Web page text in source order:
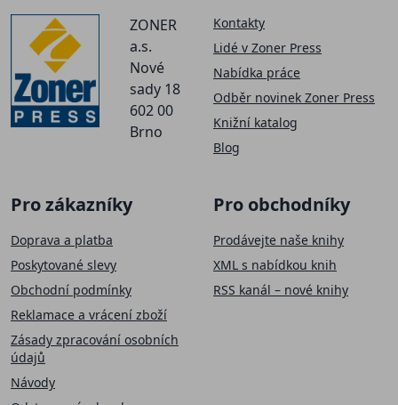
ZONER
a.s.
Nové
sady 18
602 00
Brno
Kontakty
Lidé v Zoner Press
Nabídka práce
Odběr novinek Zoner Press
Knižní katalog
Blog
Pro zákazníky
Doprava a platba
Poskytované slevy
Obchodní podmínky
Reklamace a vrácení zboží
Zásady zpracování osobních
údajů
Návody
Pro obchodníky
Prodávejte naše knihy
XML s nabídkou knih
RSS kanál – nové knihy